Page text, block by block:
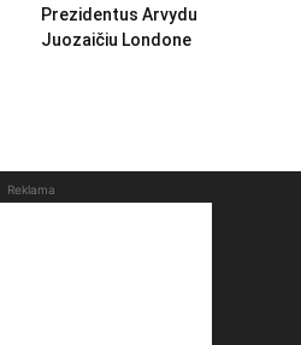
Prezidentus Arvydu
Juozaičiu Londone
Reklama